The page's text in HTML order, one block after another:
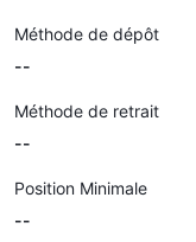
Méthode de dépôt
--
Méthode de retrait
--
Position Minimale
--